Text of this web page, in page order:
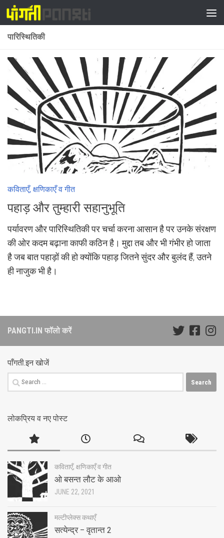
Skip to content
पारिस्थितिकी
कविताएँ, क्षणिकाएँ व गीत
पहाड़ और तुम्हारी सहानुभूति
पर्यावरण और पारिस्थितिकी पर चर्चा करना आसान है पर उनके संरक्षण
की ओर कदम बढ़ाना काफी कठिन है। मुद्दा तब और भी गंभीर हो जाता
है जब बात पहाड़ों की हो क्योंकि पहाड़ जितने सुंदर और बुलंद हैं, उतने
ही नाजुक भी है।
PANGTI.IN फॉलो करें
पाँगती.इन खोजें
Search
for:
लोकप्रिय व नए पोस्ट
कविताएँ, क्षणिकाएँ व गीत
ओ बसन्त लौट के आओ
JUNE 22, 2021
मल्टीप्लेक्स कथाएँ
सत्येन्द्र – वृतान्त 2